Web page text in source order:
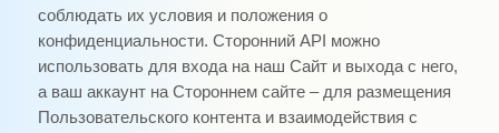
соблюдать их условия и положения о
конфиденциальности. Сторонний API можно
использовать для входа на наш Сайт и выхода с него,
а ваш аккаунт на Стороннем сайте – для размещения
Пользовательского контента и взаимодействия с